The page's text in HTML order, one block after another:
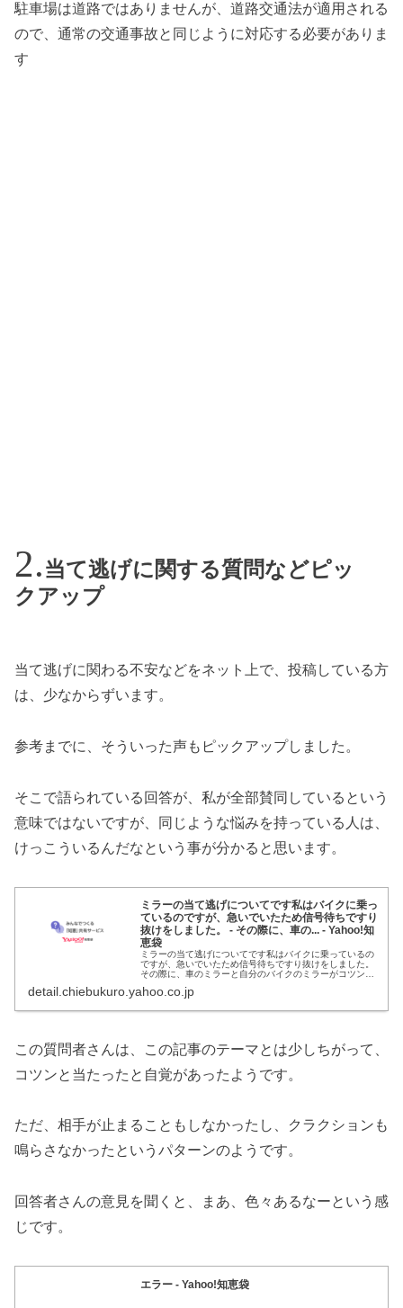
駐車場は道路ではありませんが、道路交通法が適用される
ので、通常の交通事故と同じように対応する必要がありま
す
当て逃げに関する質問などピッ
クアップ
当て逃げに関わる不安などをネット上で、投稿している方
は、少なからずいます。
参考までに、そういった声もピックアップしました。
そこで語られている回答が、私が全部賛同しているという
意味ではないですが、同じような悩みを持っている人は、
けっこういるんだなという事が分かると思います。
ミラーの当て逃げについてです私はバイクに乗っ
ているのですが、急いでいたため信号待ちですり
抜けをしました。 - その際に、車の... - Yahoo!知
恵袋
ミラーの当て逃げについてです私はバイクに乗っているの
ですが、急いでいたため信号待ちですり抜けをしました。
その際に、車のミラーと自分のバイクのミラーがコツンと
のまま行ってしまいました。相手からクラクションを鳴ら
などの...
detail.chiebukuro.yahoo.co.jp
この質問者さんは、この記事のテーマとは少しちがって、
コツンと当たったと自覚があったようです。
ただ、相手が止まることもしなかったし、クラクションも
鳴らさなかったというパターンのようです。
回答者さんの意見を聞くと、まあ、色々あるなーという感
じです。
エラー - Yahoo!知恵袋